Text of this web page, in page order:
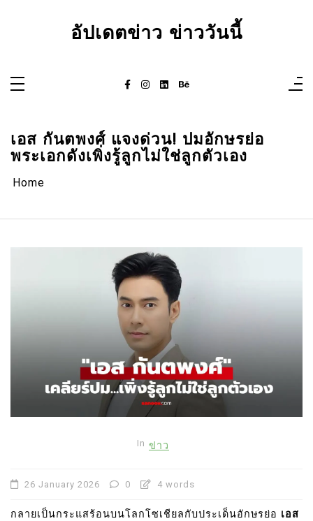
อัปเดตข่าว ข่าววันนี้
เอส กันตพงศ์ แจงด่วน! ปมอักษรย่อ
พระเอกดังเพิ่งรู้ลูกไม่ใช่ลูกตัวเอง
Home
In ข่าว
26 January 2026 0 4 words
กลายเป็นกระแสร้อนบนโลกโซเชียลกับประเด็นอักษรย่อ เอส